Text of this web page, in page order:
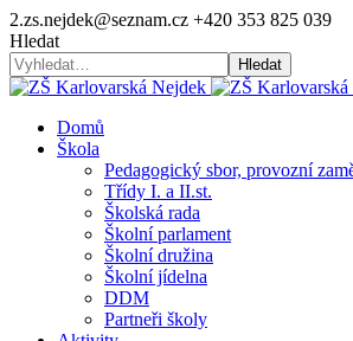
2.zs.nejdek@seznam.cz +420 353 825 039
Hledat
Hledat
Domů
Škola
Pedagogický sbor, provozní
Třídy I. a II.st.
Školská rada
Školní parlament
Školní družina
Školní jídelna
DDM
Partneři školy